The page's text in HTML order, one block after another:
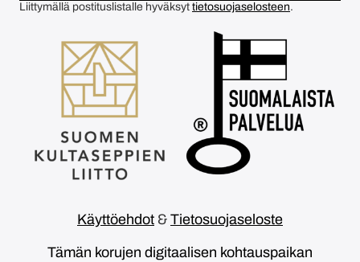
Liittymällä postituslistalle hyväksyt tietosuojaselosteen.
Käyttöehdot & Tietosuojaseloste
Tämän korujen digitaalisen kohtauspaikan